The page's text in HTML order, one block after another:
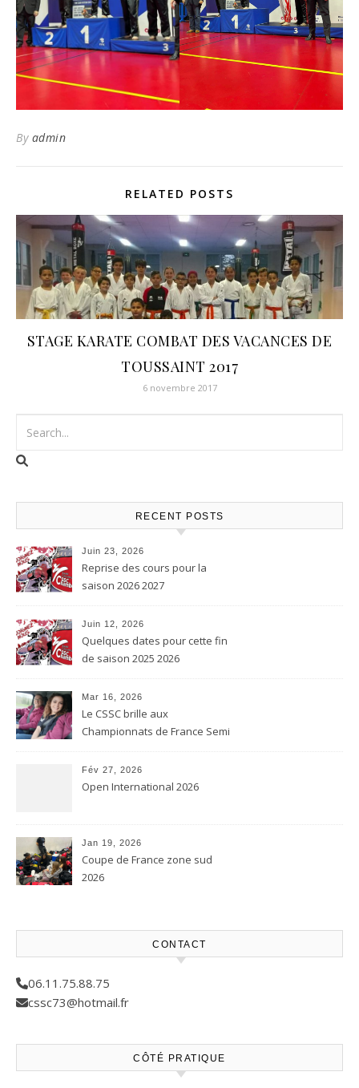
By admin
RELATED POSTS
STAGE KARATE COMBAT DES VACANCES DE
TOUSSAINT 2017
6 novembre 2017
RECENT POSTS
Juin 23, 2026
Reprise des cours pour la
saison 2026 2027
Juin 12, 2026
Quelques dates pour cette fin
de saison 2025 2026
Mar 16, 2026
Le CSSC brille aux
Championnats de France Semi
Fév 27, 2026
Open International 2026
Jan 19, 2026
Coupe de France zone sud
2026
CONTACT
06.11.75.88.75
cssc73@hotmail.fr
CÔTÉ PRATIQUE